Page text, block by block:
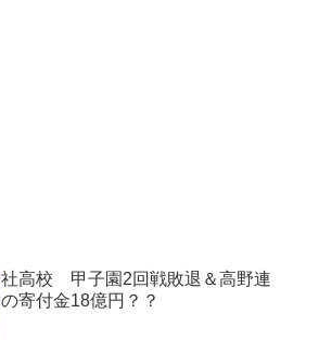
社高校 甲子園2回戦敗退＆高野連
の寄付金18億円？？